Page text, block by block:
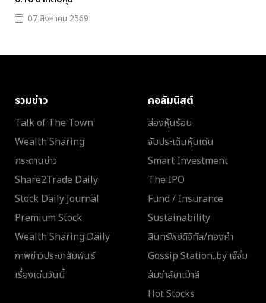
07 สิงหาคม 2569
รวมข่าว
Talk of The Town
Wealth Sharing
กระดานข่าว
Share2Trade Daily
Stock Daily Journal
Premium Stock
Wealth Sharing Daily
ภาพข่าวประชาสัมพันธ์
เรื่องเด่นวันนี้
คอลัมนิสต์
ส่องหุ้นร้อน
จับประเด็นหุ้นเด่น
Smart Investment
The IPO
Fund / Insurance
Sustainability
สินทรัพย์ดิจิทัล/ทองคำ
Gossip Station..by เจ๊จิ๋ม
ส้มซ่าส์ขาเม้าส์
Hot Stocks